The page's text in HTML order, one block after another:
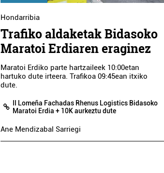
Hondarribia
Trafiko aldaketak Bidasoko
Maratoi Erdiaren eraginez
Maratoi Erdiko parte hartzaileek 10:00etan
hartuko dute irteera. Trafikoa 09:45ean itxiko
dute.
II Lomeña Fachadas Rhenus Logistics Bidasoko
Maratoi Erdia + 10K aurkeztu dute
Ane Mendizabal Sarriegi